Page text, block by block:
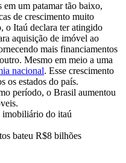
um patamar tão baixo,
de crescimento muito
o Itaú declara ter atingido
aquisição de imóvel ao
mais financiamentos
Mesmo em meio a uma
nacional. Esse crescimento
os estados do país.
período, o Brasil aumentou
bateu R$8 bilhões